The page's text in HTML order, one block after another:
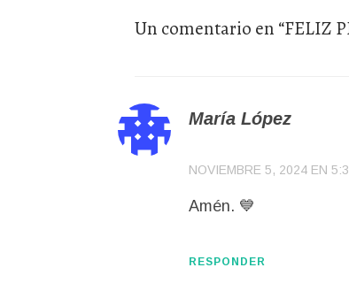
Un comentario en “FELIZ
María López
NOVIEMBRE 5, 2024 EN
Amén. 💙
RESPONDER